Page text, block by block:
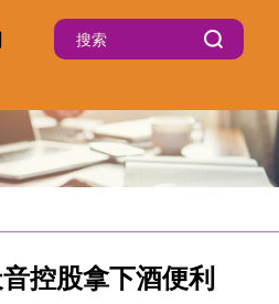
控股拿下酒便利